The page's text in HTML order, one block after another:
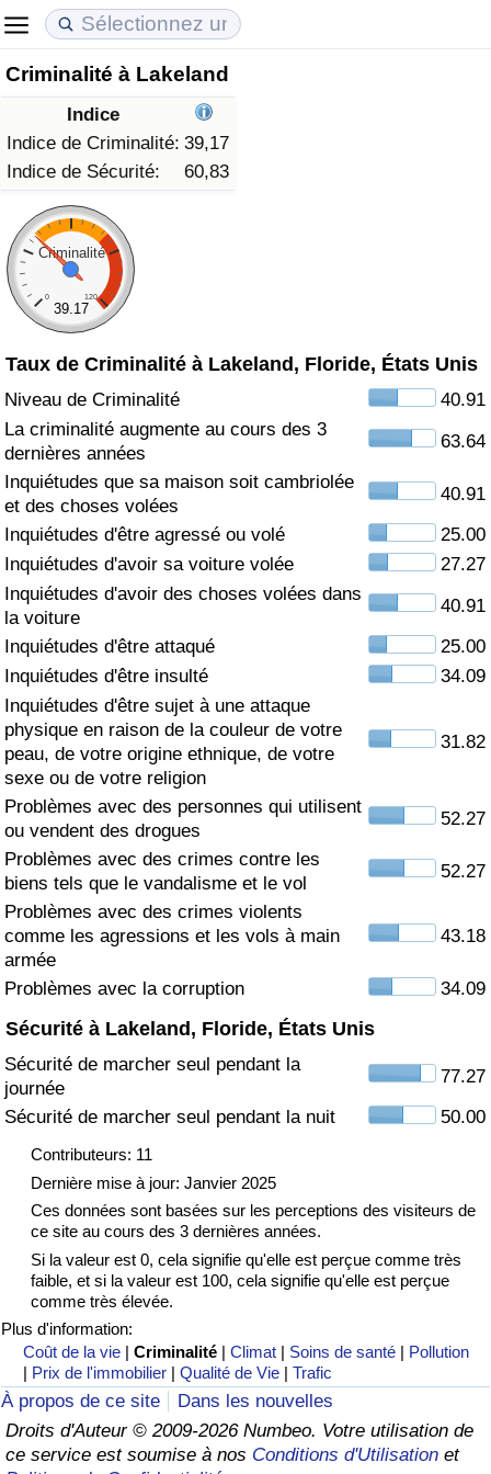
Criminalité à Lakeland
Indice
Indice de Criminalité: 39,17
Indice de Sécurité:
60,83
Criminalité
0 120
39.17
Taux de Criminalité à Lakeland, Floride, États Unis
Niveau de Criminalité
40.91
La criminalité augmente au cours des 3
dernières années
63.64
Inquiétudes que sa maison soit cambriolée
et des choses volées
40.91
Inquiétudes d'être agressé ou volé
25.00
Inquiétudes d'avoir sa voiture volée
27.27
Inquiétudes d'avoir des choses volées dans
la voiture
40.91
Inquiétudes d'être attaqué
25.00
Inquiétudes d'être insulté
34.09
Inquiétudes d'être sujet à une attaque
physique en raison de la couleur de votre
peau, de votre origine ethnique, de votre
sexe ou de votre religion
31.82
Problèmes avec des personnes qui utilisent
ou vendent des drogues
52.27
Problèmes avec des crimes contre les
biens tels que le vandalisme et le vol
52.27
Problèmes avec des crimes violents
comme les agressions et les vols à main
armée
43.18
Problèmes avec la corruption 34.09
Sécurité à Lakeland, Floride, États Unis
Sécurité de marcher seul pendant la
journée
77.27
Sécurité de marcher seul pendant la nuit
50.00
Contributeurs: 11
Dernière mise à jour: Janvier 2025
Ces données sont basées sur les perceptions des visiteurs de
ce site au cours des 3 dernières années.
Si la valeur est 0, cela signifie qu'elle est perçue comme très
faible, et si la valeur est 100, cela signifie qu'elle est perçue
comme très élevée.
Plus d'information:
Coût de la vie |Criminalité |Climat | Soins de santé | Pollution
| Prix de l'immobilier |Qualité de Vie |Trafic
À propos de ce site
Dans les nouvelles
Droits d'Auteur © 2009-2026 Numbeo. Votre utilisation de
ce service est soumise à nos Conditions d'Utilisation et
Coût de la vie
Indice du Coût de la Vie (Actuel)
Indice du Coût de la Vie
Indice du coût de la vie par pays
à Akaba
Prix de l'immobilier
Indice des Prix de l'immobilier (Actuel)
Indice des Prix de l'immobilier
Indice des Prix de l'immobilier par Pays
Qualité de Vie
Indice de Qualité de Vie
Indice de Qualité de Vie (Actuel)
Indice de qualité de vie par pays
Criminalité
Indice de Criminalité (Actuel)
Indice de Criminalité
Indice de criminalité par pays
Soins de santé
Indice des soins de santé (Actuel)
Indice des soins de santé
Indice des soins de santé par Pays
Pollution
Indice de Pollution (Actuel)
Indice de pollution
Indice de Pollution par Pays
Trafic
Indice de Trafic
Indice de Trafic (Actuel)
Indice de Trafic par Pays